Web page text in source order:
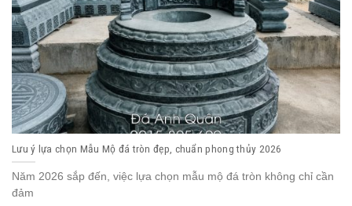
Lưu ý lựa chọn Mẫu Mộ đá tròn đẹp, chuẩn phong thủy 2026
Năm 2026 sắp đến, việc lựa chọn mẫu mộ đá tròn không chỉ cần
đảm